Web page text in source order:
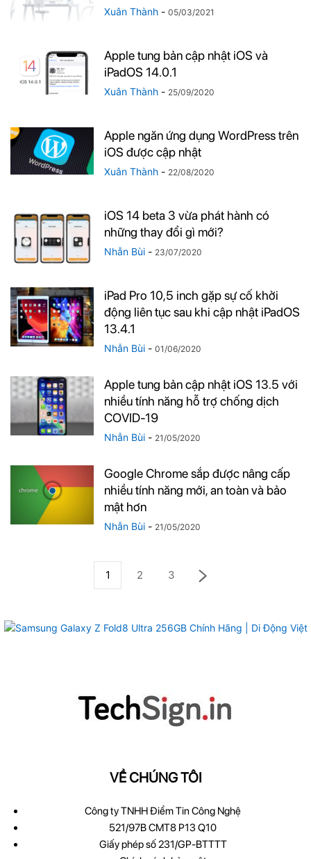
Xuân Thành - 05/03/2021
Apple tung bản cập nhật iOS và
iPadOS 14.0.1
Xuân Thành - 25/09/2020
Apple ngăn ứng dụng WordPress trên
iOS được cập nhật
Xuân Thành - 22/08/2020
iOS 14 beta 3 vừa phát hành có
những thay đổi gì mới?
Nhẫn Bùi - 23/07/2020
iPad Pro 10,5 inch gặp sự cố khởi
động liên tục sau khi cập nhật iPadOS
13.4.1
Nhẫn Bùi - 01/06/2020
Apple tung bản cập nhật iOS 13.5 với
nhiều tính năng hỗ trợ chống dịch
COVID-19
Nhẫn Bùi - 21/05/2020
Google Chrome sắp được nâng cấp
nhiều tính năng mới, an toàn và bảo
mật hơn
Nhẫn Bùi - 21/05/2020
1 2 3
VỀ CHÚNG TÔI
Công ty TNHH Điểm Tin Công Nghệ
521/97B CMT8 P13 Q10
Giấy phép số 231/GP-BTTTT